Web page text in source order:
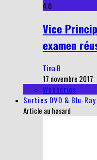
4.0
Vice
examen
Tina B
17 novembre 2017
Webseries
Sorties DVD & Blu-Ray
Article au hasard